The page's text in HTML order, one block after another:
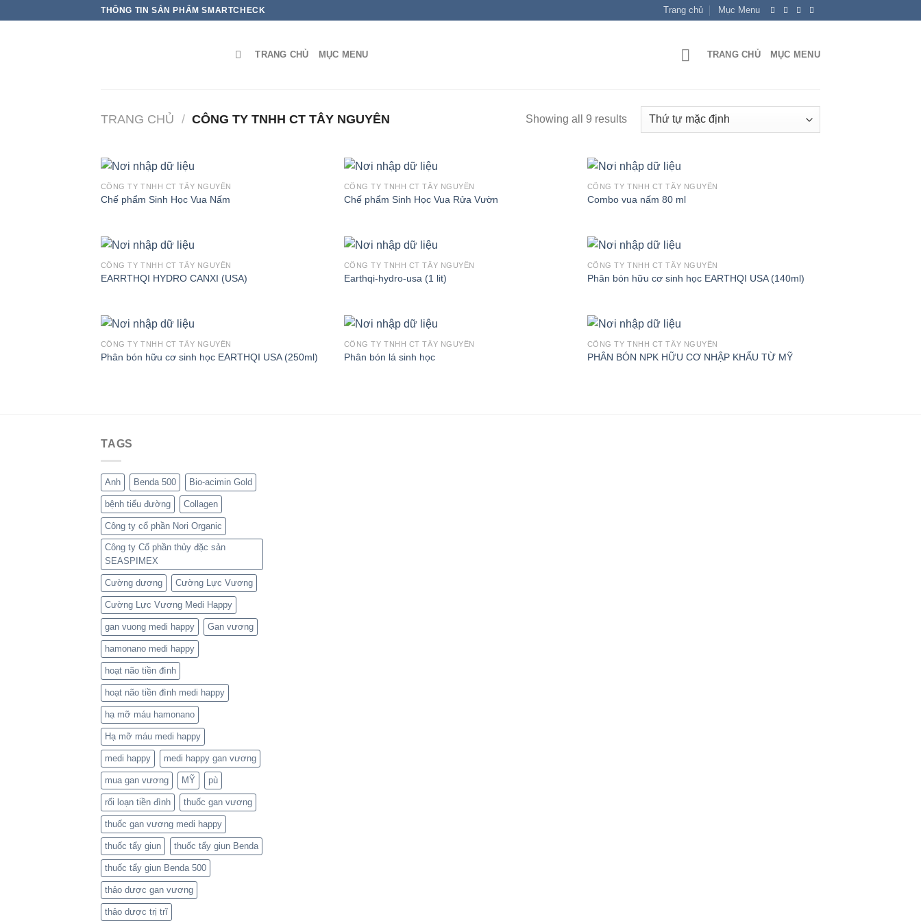
THÔNG TIN SẢN PHẨM SMARTCHECK Trang chủ Mục Menu
TRANG CHỦ MỤC MENU TRANG CHỦ MỤC MENU
TRANG CHỦ / CÔNG TY TNHH CT TÂY NGUYÊN Showing all 9 results
CÔNG TY TNHH CT TÂY NGUYÊN
Chế phẩm Sinh Học Vua Nấm
CÔNG TY TNHH CT TÂY NGUYÊN
Chế phẩm Sinh Học Vua Rửa Vườn
CÔNG TY TNHH CT TÂY NGUYÊN
Combo vua nấm 80 ml
CÔNG TY TNHH CT TÂY NGUYÊN
EARRTHQI HYDRO CANXI (USA)
CÔNG TY TNHH CT TÂY NGUYÊN
Earthqi-hydro-usa (1 lit)
CÔNG TY TNHH CT TÂY NGUYÊN
Phân bón hữu cơ sinh học EARTHQI USA (140ml)
CÔNG TY TNHH CT TÂY NGUYÊN
Phân bón hữu cơ sinh học EARTHQI USA (250ml)
CÔNG TY TNHH CT TÂY NGUYÊN
Phân bón lá sinh học
CÔNG TY TNHH CT TÂY NGUYÊN
PHÂN BÓN NPK HỮU CƠ NHẬP KHẨU TỪ MỸ
TAGS
Anh Benda 500 Bio-acimin Gold
bệnh tiểu đường Collagen
Công ty cổ phần Nori Organic
Công ty Cổ phần thủy đặc sản
SEASPIMEX
Cường dương Cường Lực Vương
Cường Lực Vương Medi Happy
gan vuong medi happy Gan vương
hamonano medi happy
hoạt não tiền đình
hoạt não tiền đình medi happy
hạ mỡ máu hamonano
Hạ mỡ máu medi happy
medi happy medi happy gan vương
mua gan vương MỸ pù
rối loạn tiền đình thuốc gan vương
thuốc gan vương medi happy
thuốc tẩy giun thuốc tẩy giun Benda
thuốc tẩy giun Benda 500
thảo dược gan vương
thảo dược trị trĩ